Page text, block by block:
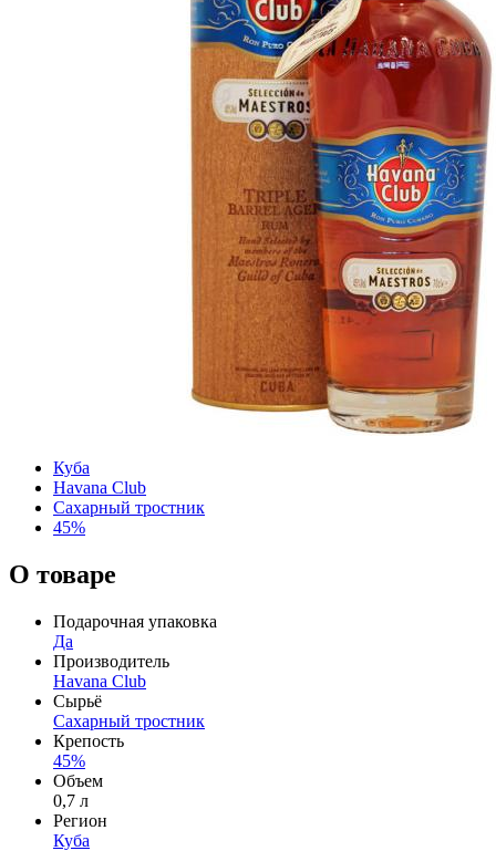
Куба
Havana Club
Сахарный тростник
45%
О товаре
Подарочная упаковка
Да
Производитель
Havana Club
Сырьё
Сахарный тростник
Крепость
45%
Объем
0,7 л
Регион
Куба